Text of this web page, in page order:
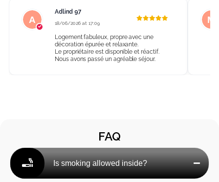
Adlind 97
18/06/2026 at 17:09
Logement fabuleux, propre avec une
décoration épurée et relaxante.
Le propriétaire est disponible et réactif.
Nous avons passé un agréable séjour.
FAQ
Is smoking allowed inside?